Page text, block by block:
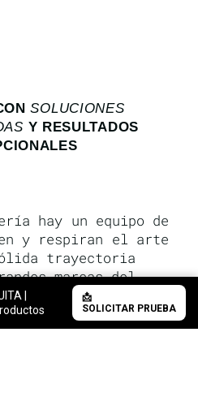
SOLUCIONES
Y RESULTADOS
hay un equipo de
y respiran el arte
trayectoria
marcas del
aporta no solo su
sino unapasión
resultados
|
📩
SOLICITAR PRUEBA